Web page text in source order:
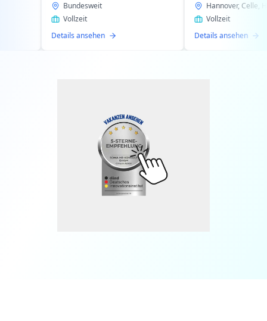
gesucht
Personaldienstleistung
zur Expansion unseres
Auftraggebers gesucht
Hannover, Celle, Hildesheim